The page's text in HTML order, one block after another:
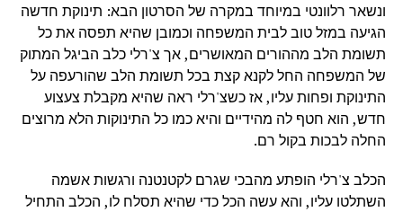
ונשאר רלוונטי במיוחד במקרה של הסרטון הבא: תינוקת חדשה
הגיעה במזל טוב לבית המשפחה וכמובן שהיא תפסה את כל
תשומת הלב מההורים המאושרים, אך צ'רלי כלב הביגל המתוק
של המשפחה החל לקנא קצת בכל תשומת הלב שהורעפה על
התינוקת ופחות עליו, אז כשצ'רלי ראה שהיא מקבלת צעצוע
חדש, הוא חטף לה מהידיים והיא כמו כל התינוקות הלא מרוצים
החלה לבכות בקול רם.
הכלב צ'רלי הופתע מהבכי שגרם לקטנטנה ורגשות אשמה
השתלטו עליו, והא עשה הכל כדי שהיא תסלח לו, הכלב התחיל